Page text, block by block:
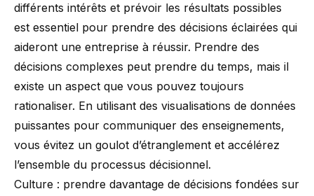
différents intérêts et prévoir les résultats possibles
est essentiel pour prendre des décisions éclairées qui
aideront une entreprise à réussir. Prendre des
décisions complexes peut prendre du temps, mais il
existe un aspect que vous pouvez toujours
rationaliser. En utilisant des visualisations de données
puissantes pour communiquer des enseignements,
vous évitez un goulot d’étranglement et accélérez
l’ensemble du processus décisionnel.
Culture : prendre davantage de décisions fondées sur